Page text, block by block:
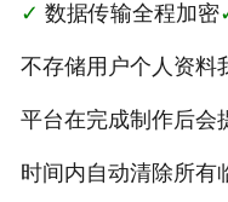
✓ 数据传输全程加密
不存储用户个人资料
平台在完成制作后会
时间内自动清除所有